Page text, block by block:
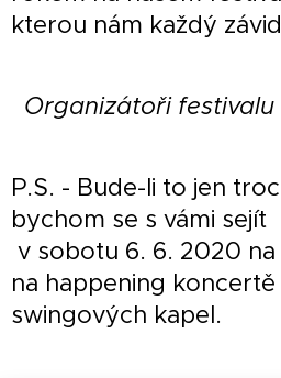
kterou nám každý
Organizátoři festivalu
P.S. - Bude-li to jen
bychom se s vámi sejít
v sobotu 6. 6. 2020
na happening
swingových kapel.